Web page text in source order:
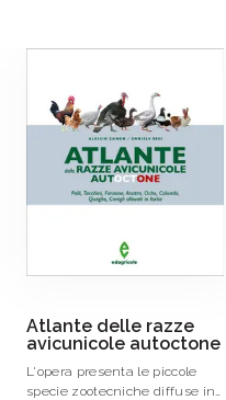
Atlante delle razze
avicunicole autoctone
L'opera presenta le piccole
specie zootecniche diffuse in